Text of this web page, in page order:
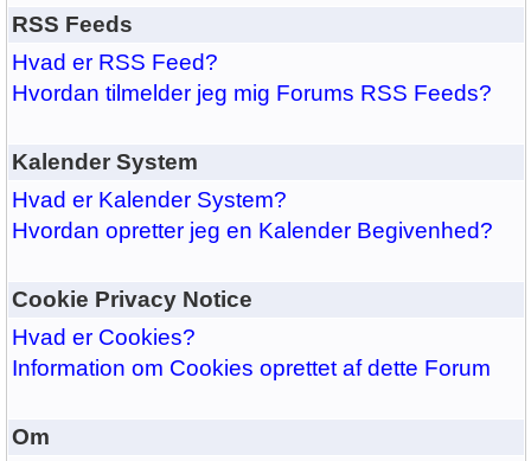
RSS Feeds
Hvad er RSS Feed?
Hvordan tilmelder jeg mig Forums RSS Feeds?
Kalender System
Hvad er Kalender System?
Hvordan opretter jeg en Kalender Begivenhed?
Cookie Privacy Notice
Hvad er Cookies?
Information om Cookies oprettet af dette Forum
Om